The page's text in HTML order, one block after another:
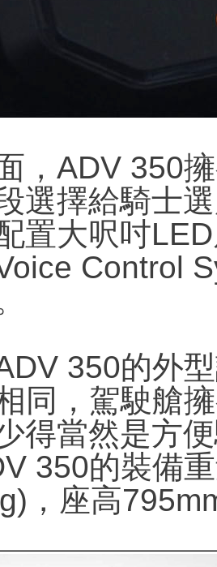
，ADV 350
選擇給騎士
置大呎吋
Control
350的外
同，駕駛艙
得當然是方
350的裝備
，座高